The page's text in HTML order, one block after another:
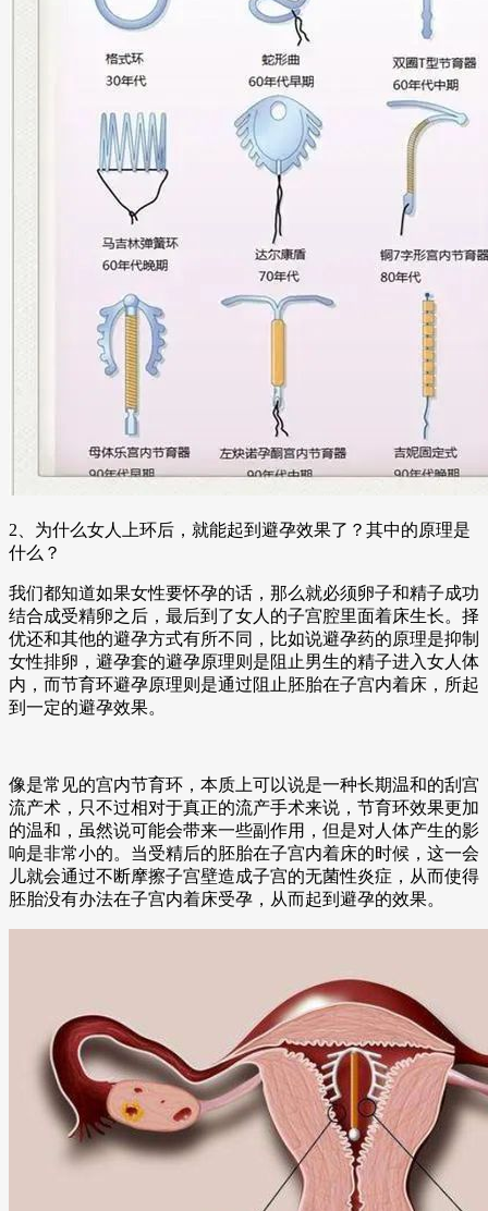
2、为什么女人上环后，就能起到避孕效果了？其中的原理是
什么？
我们都知道如果女性要怀孕的话，那么就必须卵子和精子成功
结合成受精卵之后，最后到了女人的子宫腔里面着床生长。择
优还和其他的避孕方式有所不同，比如说避孕药的原理是抑制
女性排卵，避孕套的避孕原理则是阻止男生的精子进入女人体
内，而节育环避孕原理则是通过阻止胚胎在子宫内着床，所起
到一定的避孕效果。
像是常见的宫内节育环，本质上可以说是一种长期温和的刮宫
流产术，只不过相对于真正的流产手术来说，节育环效果更加
的温和，虽然说可能会带来一些副作用，但是对人体产生的影
响是非常小的。当受精后的胚胎在子宫内着床的时候，这一会
儿就会通过不断摩擦子宫壁造成子宫的无菌性炎症，从而使得
胚胎没有办法在子宫内着床受孕，从而起到避孕的效果。